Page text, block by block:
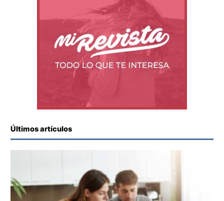
Últimos artículos